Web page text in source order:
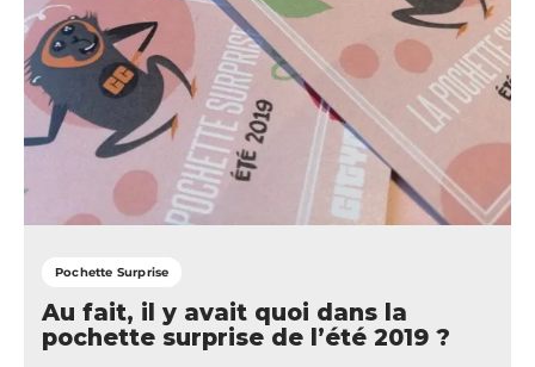
Pochette Surprise
Au fait, il y avait quoi dans la
pochette surprise de l’été 2019 ?